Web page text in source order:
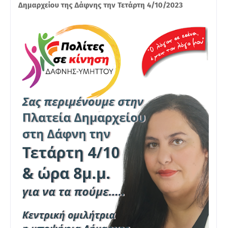
Δημαρχείου της Δάφνης την Τετάρτη 4/10/2023